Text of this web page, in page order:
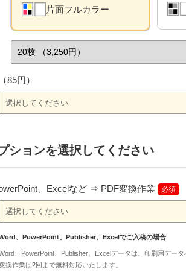
片面フルカラー
85円）
ションを選択してください
、Excelなど ⇒ PDF変換作業 必須
、PowerPoint、Publisher、Excelでご入稿の場合
、PowerPoint、Publisher、Excelデータは、印刷用データ
換作業は2回まで無料対応いたします。